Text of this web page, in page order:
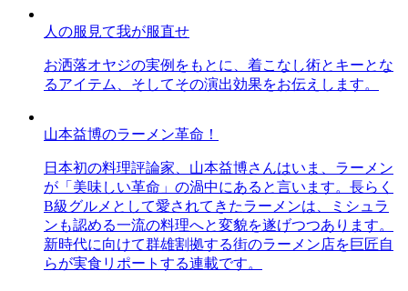
人の服見て我が服直せ
お洒落オヤジの実例をもとに、着こなし術とキーとな
るアイテム、そしてその演出効果をお伝えします。
山本益博のラーメン革命！
日本初の料理評論家、山本益博さんはいま、ラーメン
が「美味しい革命」の渦中にあると言います。長らく
B級グルメとして愛されてきたラーメンは、ミシュラ
ンも認める一流の料理へと変貌を遂げつつあります。
新時代に向けて群雄割拠する街のラーメン店を巨匠自
らが実食リポートする連載です。